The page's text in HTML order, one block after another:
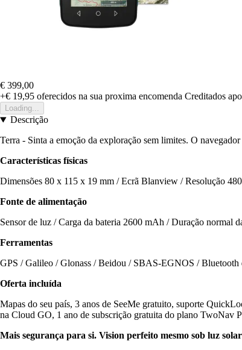
€ 399,00
+€ 19,95 oferecidos na sua proxima encomenda Creditados
Loading...
Descrição
Terra - Sinta a emoção da exploração sem limites. O
Características físicas
Dimensões 80 x 115 x 19 mm / Ecrã Blanview / Resolução
Fonte de alimentação
Sensor de luz / Carga da bateria 2600 mAh / Duração normal
Ferramentas
GPS / Galileo / Glonass / Beidou / SBAS-EGNOS /
Oferta incluída
Mapas do seu país, 3 anos de SeeMe gratuito, suporte
na Cloud GO, 1 ano de subscrição gratuita do plano TwoNav
Mais segurança para si. Vision perfeito mesmo sob luz